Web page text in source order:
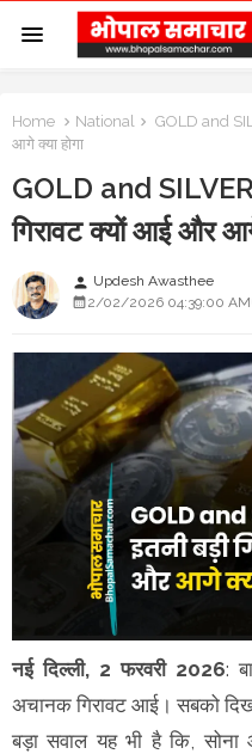
Home National
GOLD and
आगे क्या होगा
GOLD and
गिरावट क्यों आई और
person Updesh Awasthee
2/02/2026 04:39:00 AM
नई दिल्ली, 2 फरवरी 2026:
अचानक गिरावट आई। सबको
बड़ा सवाल यह भी है कि,